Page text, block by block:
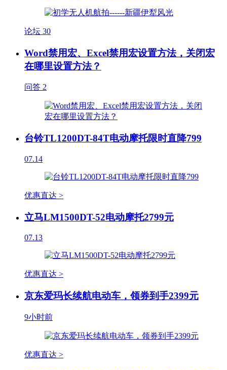
论坛 30
Word禁用宏、Excel禁用宏设置方法，关闭宏
在哪里设置方法？
问答 2
台铃TL1200DT-84T电动摩托限时直降799
07.14
优惠直达 >
立马LM1500DT-52电动摩托2799元
07.13
优惠直达 >
京东爱玛长续航电动车，领券到手2399元
9小时前
优惠直达 >